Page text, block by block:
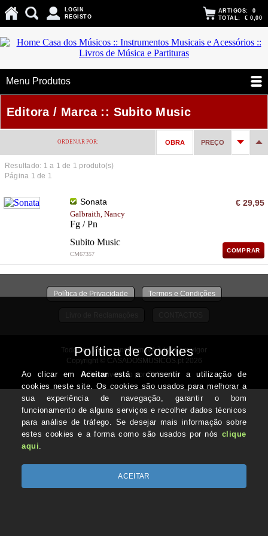
LOGIN
REGISTO
ARTIGOS: 0
TOTAL: € 0,00
Menu Produtos
Editora / Marca :: Subito Music
ORDENAR POR: OBRA PREÇO
Resultado: 1 a 1 de 1 produto(s)
Página 1 de 1
Sonata
Galbraith, Nancy
Fg / Pn
Subito Music
CM67357
€ 29,95
COMPRAR
Política de Privacidade Termos e Condições
Todos os valores incluem IVA à taxa em vigor
Copyright © CASADOSMUSICOS.pt 2026
Desenvolvido por Optimeios